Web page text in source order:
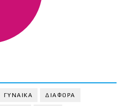
ΓΥΝΑΙΚΑ ΔΙΑΦΟΡΑ